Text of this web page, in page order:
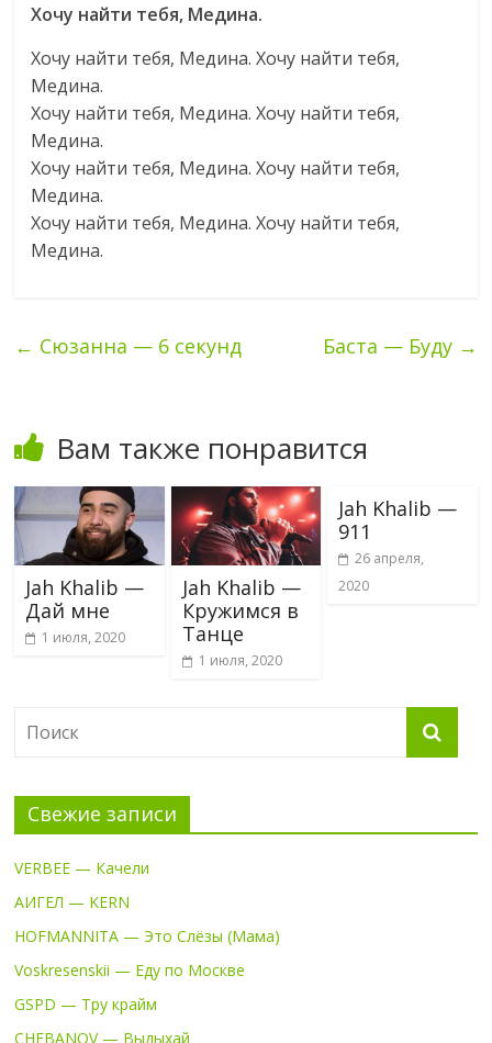
Хочу найти тебя, Медина.
Хочу найти тебя, Медина. Хочу найти тебя,
Медина.
Хочу найти тебя, Медина. Хочу найти тебя,
Медина.
Хочу найти тебя, Медина. Хочу найти тебя,
Медина.
Хочу найти тебя, Медина. Хочу найти тебя,
Медина.
← Сюзанна — 6 секунд Баста — Буду →
Вам также понравится
Jah Khalib —
Дай мне
1 июля, 2020
Jah Khalib —
Кружимся в
Танце
1 июля, 2020
Jah Khalib —
911
26 апреля,
2020
Свежие записи
VERBEE — Качели
АИГЕЛ — KERN
HOFMANNITA — Это Слёзы (Мама)
Voskresenskii — Еду по Москве
GSPD — Тру крайм
CHEBANOV — Выдыхай